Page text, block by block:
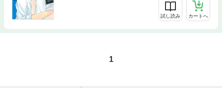
試し読み カートへ
1